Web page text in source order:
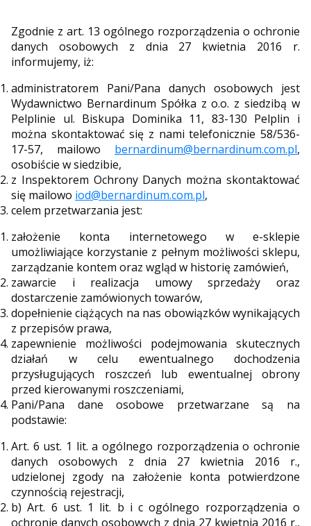
Zgodnie z art. 13 ogólnego rozporządzenia o ochronie
danych osobowych z dnia 27 kwietnia 2016 r.
informujemy, iż:
administratorem Pani/Pana danych osobowych jest
Wydawnictwo Bernardinum Spółka z o.o. z siedzibą w
Pelplinie ul. Biskupa Dominika 11, 83-130 Pelplin i
można skontaktować się z nami telefonicznie 58/536-
17-57, mailowo bernardinum@bernardinum.com.pl,
osobiście w siedzibie,
z Inspektorem Ochrony Danych można skontaktować
się mailowo iod@bernardinum.com.pl,
celem przetwarzania jest:
założenie konta internetowego w e-sklepie
umożliwiające korzystanie z pełnym możliwości sklepu,
zarządzanie kontem oraz wgląd w historię zamówień,
zawarcie i realizacja umowy sprzedaży oraz
dostarczenie zamówionych towarów,
dopełnienie ciążących na nas obowiązków wynikających
z przepisów prawa,
zapewnienie możliwości podejmowania skutecznych
działań w celu ewentualnego dochodzenia
przysługujących roszczeń lub ewentualnej obrony
przed kierowanymi roszczeniami,
Pani/Pana dane osobowe przetwarzane są na
podstawie:
Art. 6 ust. 1 lit. a ogólnego rozporządzenia o ochronie
danych osobowych z dnia 27 kwietnia 2016 r.,
udzielonej zgody na założenie konta potwierdzone
czynnością rejestracji,
b) Art. 6 ust. 1 lit. b i c ogólnego rozporządzenia o
ochronie danych osobowych z dnia 27 kwietnia 2016 r.,